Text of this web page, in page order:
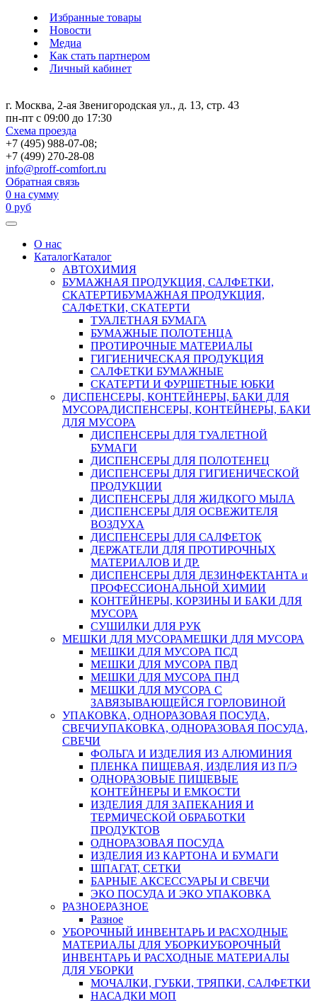
Избранные товары
Новости
Медиа
Как стать партнером
Личный кабинет
г. Москва, 2-ая Звенигородская ул., д. 13, стр. 43
пн-пт с 09:00 до 17:30
Схема проезда
+7 (495) 988-07-08;
+7 (499) 270-28-08
info@proff-comfort.ru
Обратная связь
0 на сумму
0 руб
О нас
КаталогКаталог
АВТОХИМИЯ
БУМАЖНАЯ ПРОДУКЦИЯ, САЛФЕТКИ,
СКАТЕРТИБУМАЖНАЯ ПРОДУКЦИЯ,
САЛФЕТКИ, СКАТЕРТИ
ТУАЛЕТНАЯ БУМАГА
БУМАЖНЫЕ ПОЛОТЕНЦА
ПРОТИРОЧНЫЕ МАТЕРИАЛЫ
ГИГИЕНИЧЕСКАЯ ПРОДУКЦИЯ
САЛФЕТКИ БУМАЖНЫЕ
СКАТЕРТИ И ФУРШЕТНЫЕ ЮБКИ
ДИСПЕНСЕРЫ, КОНТЕЙНЕРЫ, БАКИ ДЛЯ
МУСОРАДИСПЕНСЕРЫ, КОНТЕЙНЕРЫ, БАКИ
ДЛЯ МУСОРА
ДИСПЕНСЕРЫ ДЛЯ ТУАЛЕТНОЙ
БУМАГИ
ДИСПЕНСЕРЫ ДЛЯ ПОЛОТЕНЕЦ
ДИСПЕНСЕРЫ ДЛЯ ГИГИЕНИЧЕСКОЙ
ПРОДУКЦИИ
ДИСПЕНСЕРЫ ДЛЯ ЖИДКОГО МЫЛА
ДИСПЕНСЕРЫ ДЛЯ ОСВЕЖИТЕЛЯ
ВОЗДУХА
ДИСПЕНСЕРЫ ДЛЯ САЛФЕТОК
ДЕРЖАТЕЛИ ДЛЯ ПРОТИРОЧНЫХ
МАТЕРИАЛОВ И ДР.
ДИСПЕНСЕРЫ ДЛЯ ДЕЗИНФЕКТАНТА и
ПРОФЕССИОНАЛЬНОЙ ХИМИИ
КОНТЕЙНЕРЫ, КОРЗИНЫ И БАКИ ДЛЯ
МУСОРА
СУШИЛКИ ДЛЯ РУК
МЕШКИ ДЛЯ МУСОРАМЕШКИ ДЛЯ МУСОРА
МЕШКИ ДЛЯ МУСОРА ПСД
МЕШКИ ДЛЯ МУСОРА ПВД
МЕШКИ ДЛЯ МУСОРА ПНД
МЕШКИ ДЛЯ МУСОРА С
ЗАВЯЗЫВАЮЩЕЙСЯ ГОРЛОВИНОЙ
УПАКОВКА, ОДНОРАЗОВАЯ ПОСУДА,
СВЕЧИУПАКОВКА, ОДНОРАЗОВАЯ ПОСУДА,
СВЕЧИ
ФОЛЬГА И ИЗДЕЛИЯ ИЗ АЛЮМИНИЯ
ПЛЕНКА ПИЩЕВАЯ, ИЗДЕЛИЯ ИЗ П/Э
ОДНОРАЗОВЫЕ ПИЩЕВЫЕ
КОНТЕЙНЕРЫ И ЕМКОСТИ
ИЗДЕЛИЯ ДЛЯ ЗАПЕКАНИЯ И
ТЕРМИЧЕСКОЙ ОБРАБОТКИ
ПРОДУКТОВ
ОДНОРАЗОВАЯ ПОСУДА
ИЗДЕЛИЯ ИЗ КАРТОНА И БУМАГИ
ШПАГАТ, СЕТКИ
БАРНЫЕ АКСЕССУАРЫ И СВЕЧИ
ЭКО ПОСУДА И ЭКО УПАКОВКА
РАЗНОЕРАЗНОЕ
Разное
УБОРОЧНЫЙ ИНВЕНТАРЬ И РАСХОДНЫЕ
МАТЕРИАЛЫ ДЛЯ УБОРКИУБОРОЧНЫЙ
ИНВЕНТАРЬ И РАСХОДНЫЕ МАТЕРИАЛЫ
ДЛЯ УБОРКИ
МОЧАЛКИ, ГУБКИ, ТРЯПКИ, САЛФЕТКИ
НАСАДКИ МОП